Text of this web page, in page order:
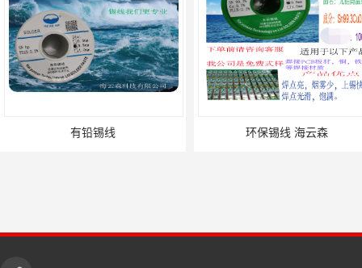
有铅锡线 环保锡线 海云森